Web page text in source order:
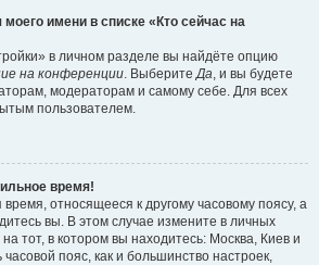
моего имени в списке «Кто сейчас на
в личном разделе вы найдёте опцию
на конференции. ВыберитеДа, и вы будете
модераторам и самому себе. Для всех
пользователем.
время!
относящееся к другому часовому поясу, а
вы. В этом случае измените в личных
тот, в котором вы находитесь: Москва, Киев и
часовой пояс, как и большинство настроек,